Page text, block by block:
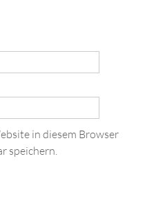
in diesem Browser
speichern.